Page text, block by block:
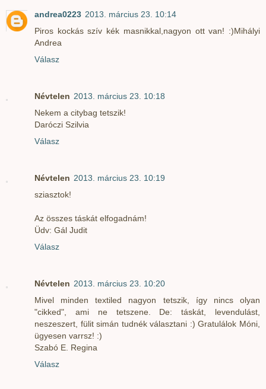
andrea0223 2013. március 23. 10:14
Piros kockás szív kék masnikkal,nagyon ott van! :)Mihályi
Andrea
Válasz
Névtelen 2013. március 23. 10:18
Nekem a citybag tetszik!
Daróczi Szilvia
Válasz
Névtelen 2013. március 23. 10:19
sziasztok!
Az összes táskát elfogadnám!
Üdv: Gál Judit
Válasz
Névtelen 2013. március 23. 10:20
Mivel minden textiled nagyon tetszik, így nincs olyan
"cikked", ami ne tetszene. De: táskát, levendulást,
neszeszert, fülit simán tudnék választani :) Gratulálok Móni,
ügyesen varrsz! :)
Szabó E. Regina
Válasz